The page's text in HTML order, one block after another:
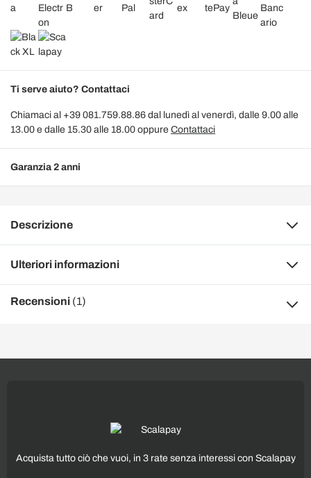
Ti serve aiuto? Contattaci
Chiamaci al +39 081.759.88.86 dal lunedì al venerdì, dalle 9.00 alle
13.00 e dalle 15.30 alle 18.00 oppure Contattaci
Garanzia 2 anni
Descrizione
Ulteriori informazioni
Recensioni (1)
Acquista tutto ciò che vuoi, in 3 rate senza interessi con Scalapay